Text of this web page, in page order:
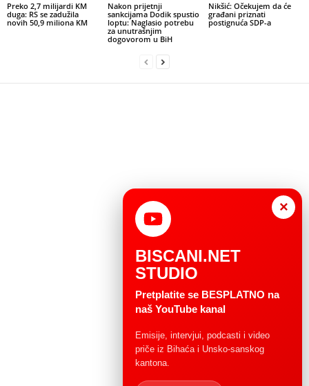
Preko 2,7 milijardi KM
duga: RS se zadužila
novih 50,9 miliona KM
Nakon prijetnji
sankcijama Dodik spustio
loptu: Naglasio potrebu
za unutrašnjim
dogovorom u BiH
Nikšić: Očekujem da će
građani priznati
postignuća SDP-a
×
BISCANI.NET
STUDIO
Pretplatite se BESPLATNO na
naš YouTube kanal
Emisije, intervjui, podcasti i video
priče iz Bihaća i Unsko-sanskog
kantona.